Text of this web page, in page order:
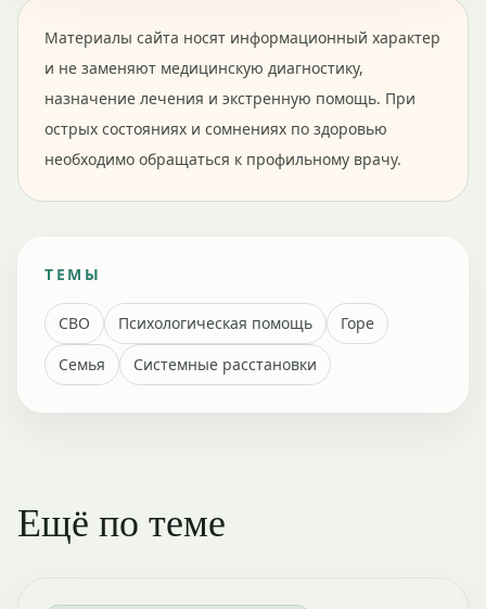
Материалы сайта носят информационный характер
и не заменяют медицинскую диагностику,
назначение лечения и экстренную помощь. При
острых состояниях и сомнениях по здоровью
необходимо обращаться к профильному врачу.
ТЕМЫ
СВО Психологическая помощь
Горе
Семья
Системные расстановки
Ещё по теме